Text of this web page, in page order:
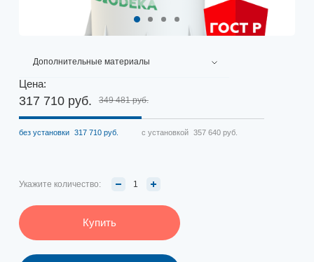
Цена:
317 710 руб. 349 481 руб.
без установки 317 710 руб. с установкой 357 640 руб.
Укажите количество:
Купить
Дополнительные материалы